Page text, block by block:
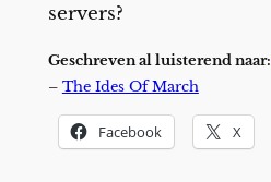
servers?
Geschreven al luisterend naar:
– The Ides Of March
Facebook X